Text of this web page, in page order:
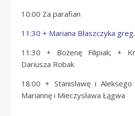
10:00 Za parafian
11:30 + Mariana Błaszczyka
11:30 + Bożenę Filipiak; +
Dariusza Robak
18:00 + Stanisławę i
Mariannę i Mieczysława Łągwa